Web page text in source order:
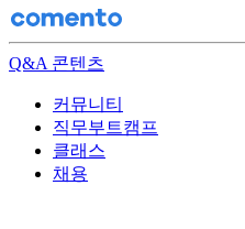
Q&A 콘텐츠
커뮤니티
직무부트캠프
클래스
채용